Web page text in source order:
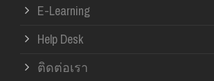
E-Learning
Help Desk
ติดต่อเรา